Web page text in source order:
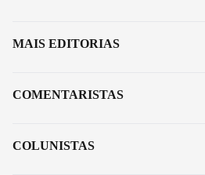
MAIS EDITORIAS
COMENTARISTAS
COLUNISTAS